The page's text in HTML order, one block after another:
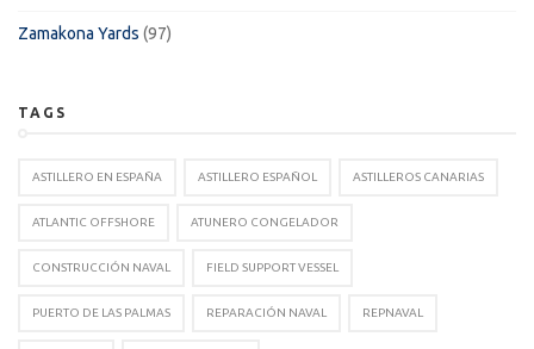
Zamakona Yards (97)
TAGS
ASTILLERO EN ESPAÑA ASTILLERO ESPAÑOL ASTILLEROS CANARIAS
ATLANTIC OFFSHORE ATUNERO CONGELADOR
CONSTRUCCIÓN NAVAL FIELD SUPPORT VESSEL
PUERTO DE LAS PALMAS REPARACIÓN NAVAL REPNAVAL